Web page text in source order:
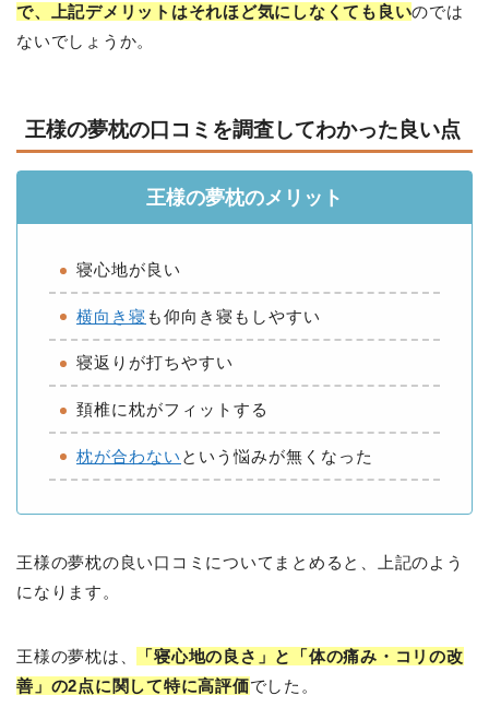
で、上記デメリットはそれほど気にしなくても良いのでは
ないでしょうか。
王様の夢枕の口コミを調査してわかった良い点
王様の夢枕のメリット
寝心地が良い
横向き寝 も仰向き寝もしやすい
寝返りが打ちやすい
頚椎に枕がフィットする
枕が合わない という悩みが無くなった
王様の夢枕の良い口コミについてまとめると、上記のよう
になります。
王様の夢枕は、
「寝心地の良さ」と「体の痛み・コリの改
善」の2点に関して特に高評価でした。